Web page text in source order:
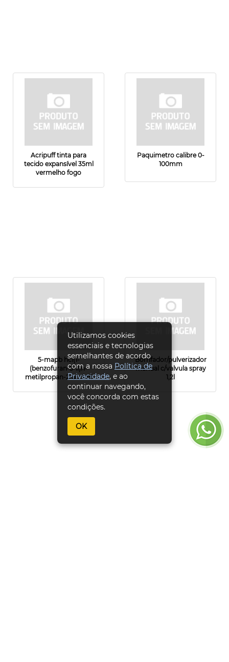
Acripuff tinta para
tecido expansível 35ml
vermelho fogo
Paquimetro calibre 0-
100mm
5-mapb hcl(1-
(benzofuran-5-il)n-
metilpropan-2-a....1ml
Borrifador/pulverizador
manual c/valvula spray
1,2l
Utilizamos cookies
essenciais e tecnologias
semelhantes de acordo
com a nossa Política de
Privacidade, e ao
continuar navegando,
você concorda com estas
condições.
OK